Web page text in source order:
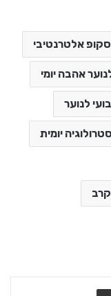
אלטרנטיבי
אהבה יומי
לנוער
יומית